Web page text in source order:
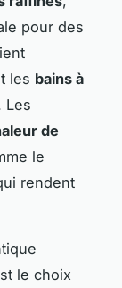
pour des
les bains à
Les
de
le
rendent
le choix